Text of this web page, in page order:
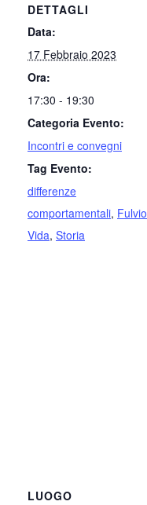
DETTAGLI
Data:
17 Febbraio 2023
Ora:
17:30 - 19:30
Categoria Evento:
Incontri e convegni
Tag Evento:
differenze
comportamentali, Fulvio
Vida, Storia
LUOGO